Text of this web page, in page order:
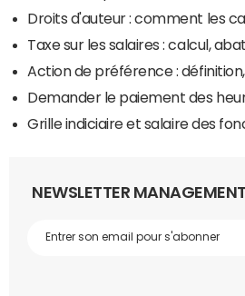
Droits d'auteur : comment les
Taxe sur les salaires : calcul,
Action de préférence :
Demander le paiement des
Grille indiciaire et salaire des
NEWSLETTER MANAGEMENT